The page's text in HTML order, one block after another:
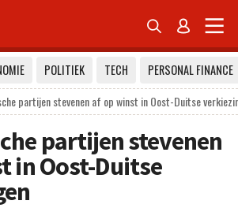
 
POLITIEK TECH
PERSONAL FINANCE
partijen stevenen af op winst in Oost-Duitse
partijen stevenen
in Oost-Duitse